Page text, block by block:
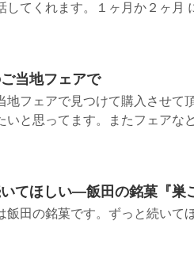
してくれます。１ヶ月か２ヶ月
当地フェアで
地フェアで見つけて購入させて
いと思ってます。またフェアな
てほしい—飯田の銘菓『巣
飯田の銘菓です。ずっと続いて
長野県TK様